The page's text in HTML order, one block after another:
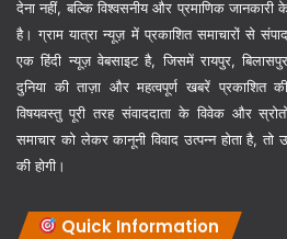
देना नहीं, बल्कि विश्वसनीय और प्रमाणिक
है। ग्राम यात्रा न्यूज़ में प्रकाशित समाचारों से
एक हिंदी न्यूज़ वेबसाइट है, जिसमें रायपुर,
दुनिया की ताज़ा और महत्वपूर्ण खबरें प्रकाशित
विषयवस्तु पूरी तरह संवाददाता के विवेक और
समाचार को लेकर कानूनी विवाद उत्पन्न होता है, तो
की होगी।
Quick Information